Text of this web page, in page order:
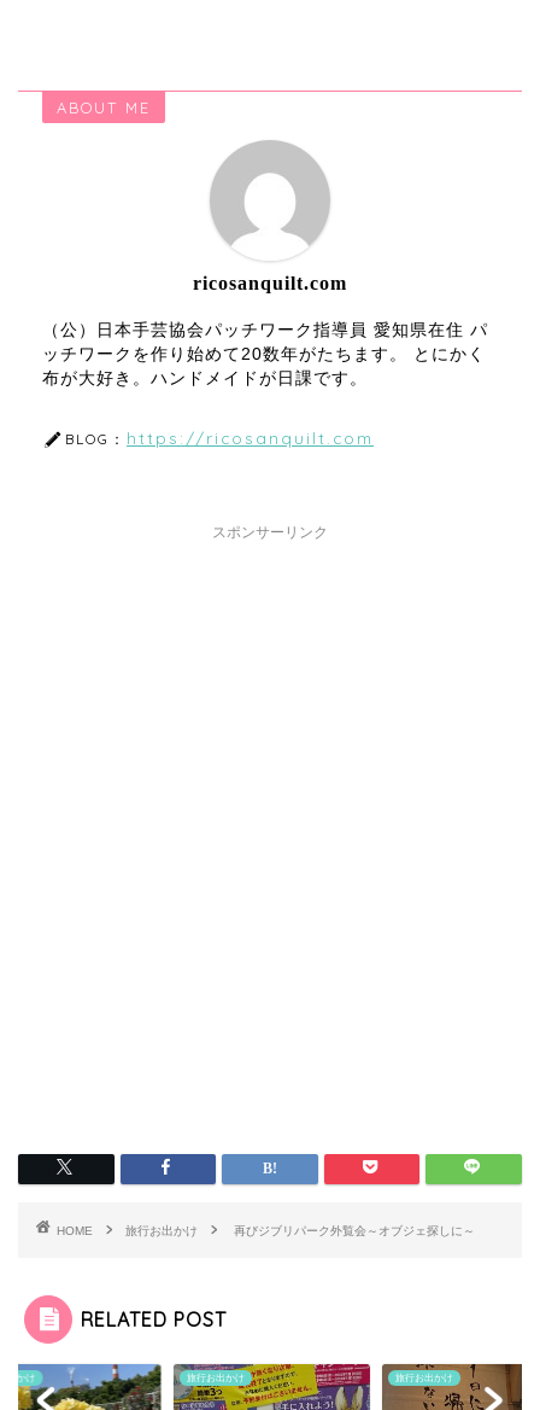
ABOUT ME
ricosanquilt.com
（公）日本手芸協会パッチワーク指導員 愛知県在住 パ
ッチワークを作り始めて20数年がたちます。 とにかく
布が大好き。ハンドメイドが日課です。
BLOG： https://ricosanquilt.com
スポンサーリンク
HOME 旅行お出かけ 再びジブリパーク外覧会～オブジェ探しに～
RELATED POST
出かけ 旅行お出かけ 旅行お出かけ